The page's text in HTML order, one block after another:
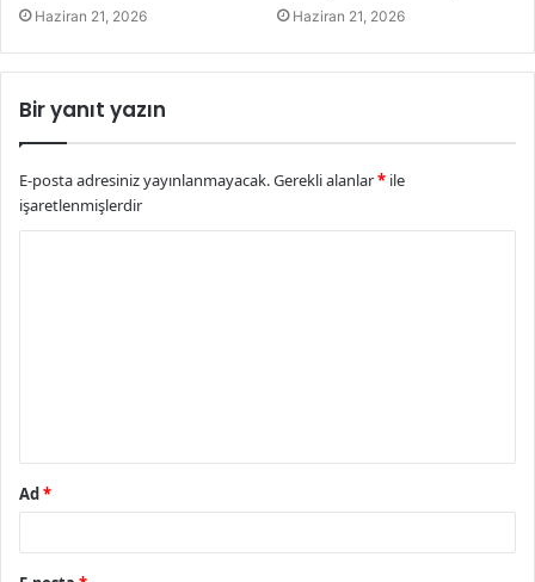
Haziran 21, 2026 Haziran 21, 2026
Bir yanıt yazın
E-posta adresiniz yayınlanmayacak.Gerekli alanlar* ile
işaretlenmişlerdir
Ad*